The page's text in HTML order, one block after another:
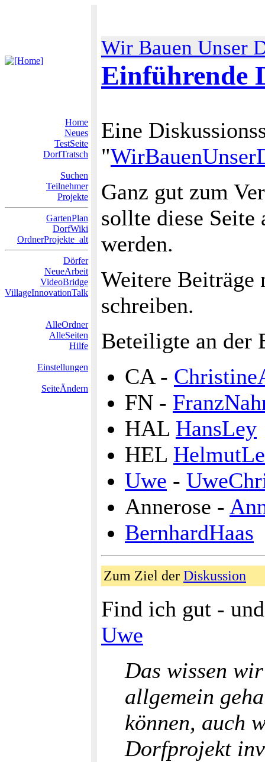
Wir Bauen Unser
Einführende
Home
Neues
TestSeite
DorfTratsch
Suchen
Teilnehmer
Projekte
GartenPlan
DorfWiki
OrdnerProjekte_alt
Dörfer
NeueArbeit
VideoBridge
VillageInnovationTalk
AlleOrdner
AlleSeiten
Hilfe
Einstellungen
SeiteÄndern
Eine
"
Ganz gut zum
sollte diese
werden.
Weitere
schreiben.
Beteiligte an der
CA -
FN -
HAL HansLey
HEL
Uwe -
Annerose -
BernhardHaas
Zum Ziel der Diskussion
Find ich gut -
Uwe
Das wissen
allgemein
können, auch
Dorfprojekt